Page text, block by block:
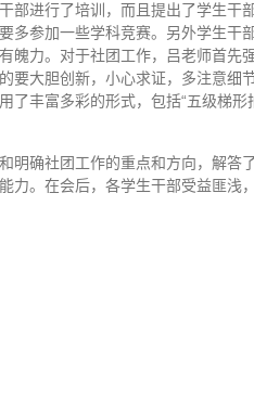
部进行了培训，而且提出了学生
多参加一些学科竞赛。另外学生
力。对于社团工作，吕老师首先
要大胆创新，小心求证，多注意
丰富多彩的形式，包括“五级梯
明确社团工作的重点和方向，解答
。在会后，各学生干部受益匪浅